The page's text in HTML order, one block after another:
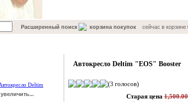
Расширенный поиск корзина покупоксейчас в корзине
увеличить...
Автокресло Deltim "EOS" Booster
(3 голосов)
Старая цена